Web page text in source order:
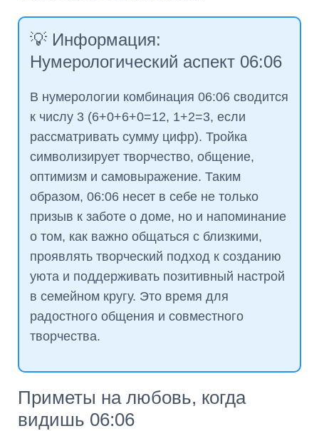
💡 Информация:
Нумерологический аспект 06:06
В нумерологии комбинация 06:06 сводится
к числу 3 (6+0+6+0=12, 1+2=3, если
рассматривать сумму цифр). Тройка
символизирует творчество, общение,
оптимизм и самовыражение. Таким
образом, 06:06 несет в себе не только
призыв к заботе о доме, но и напоминание
о том, как важно общаться с близкими,
проявлять творческий подход к созданию
уюта и поддерживать позитивный настрой
в семейном кругу. Это время для
радостного общения и совместного
творчества.
Приметы на любовь, когда
видишь 06:06